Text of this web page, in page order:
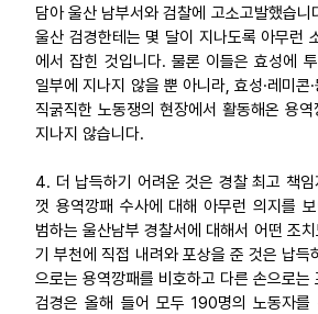
담아 울산 남부서와 검찰에 고소고발했습니
울산 검경한테는 몇 달이 지나도록 아무런
에서 잡힌 것입니다. 물론 이들은 효성에
일부에 지나지 않을 뿐 아니라, 효성·레미콘
직굵직한 노동쟁의 현장에서 활동해온 용
지나지 않습니다.
4. 더 납득하기 어려운 것은 경찰 최고 책
껏 용역깡패 수사에 대해 아무런 의지를
범하는 울산남부 경찰서에 대해서 어떤 조
기 부천에 직접 내려와 포상을 준 것은 납득
으로는 용역깡패를 비호하고 다른 손으로는
검경은 올해 들어 모두 190명의 노동자를